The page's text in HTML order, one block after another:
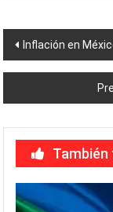
de
entradas
Inflación en
También